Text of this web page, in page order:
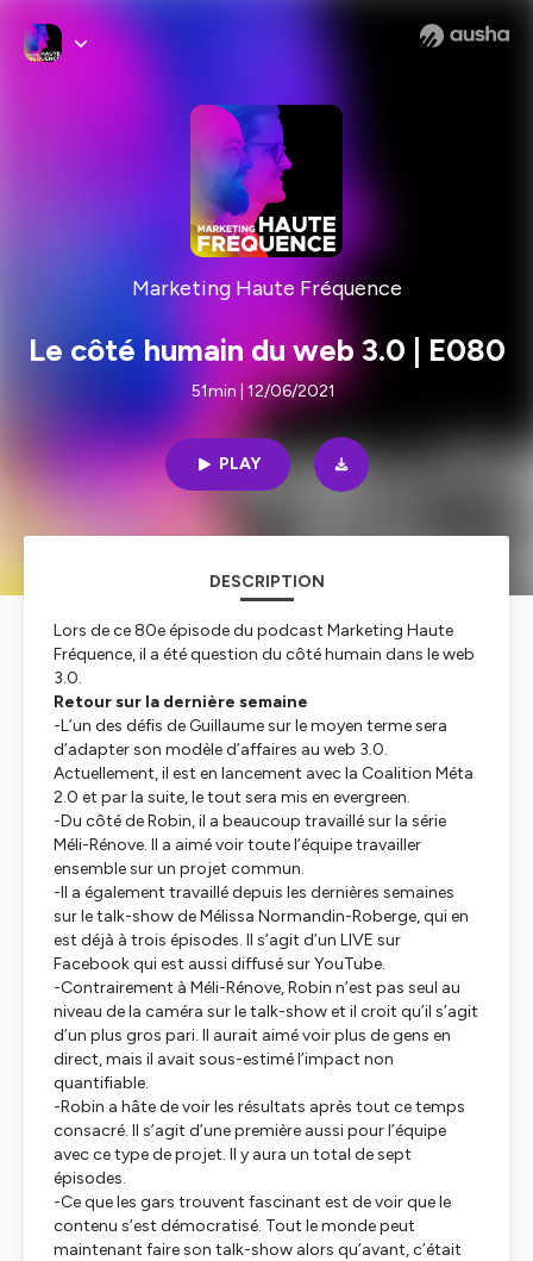
Marketing Haute Fréquence
Le côté humain du web 3.0 | E080
51min | 12/06/2021
PLAY
DESCRIPTION
Lors de ce 80e épisode du podcast Marketing Haute
Fréquence, il a été question du côté humain dans le web
3.0.
Retour sur la dernière semaine
-L’un des défis de Guillaume sur le moyen terme sera
d’adapter son modèle d’affaires au web 3.0.
Actuellement, il est en lancement avec la Coalition Méta
2.0 et par la suite, le tout sera mis en evergreen.
-Du côté de Robin, il a beaucoup travaillé sur la série
Méli-Rénove. Il a aimé voir toute l’équipe travailler
ensemble sur un projet commun.
-Il a également travaillé depuis les dernières semaines
sur letalk-showde Mélissa Normandin-Roberge, qui en
est déjà à trois épisodes. Il s’agit d’un LIVE sur
Facebook qui est aussi diffusé sur YouTube.
-Contrairement à Méli-Rénove, Robin n’est pas seul au
niveau de la caméra sur letalk-showet il croit qu’il s’agit
d’un plus gros pari. Il aurait aimé voir plus de gens en
direct, mais il avait sous-estimé l’impact non
quantifiable.
-Robin a hâte de voir les résultats après tout ce temps
consacré. Il s’agit d’une première aussi pour l’équipe
avec ce type de projet. Il y aura un total de sept
épisodes.
-Ce que les gars trouvent fascinant est de voir que le
contenu s’est démocratisé. Tout le monde peut
maintenant faire son talk-show alors qu’avant, c’était